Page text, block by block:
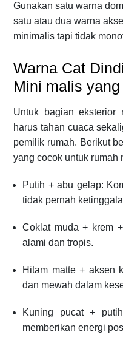
Gunakan satu warna
satu atau dua warna
minimalis tapi tidak
Warna Cat
Mini malis
Untuk bagian eksterior
harus tahan cuaca
pemilik rumah. Berikut
yang cocok untuk rumah
Putih + abu gelap:
tidak pernah
Coklat muda + krem
alami dan tropis.
Hitam matte + aksen
dan mewah dalam
Kuning pucat +
memberikan energi